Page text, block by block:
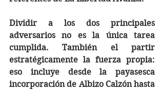
Dividir a los dos principales
adversarios no es la única tarea
cumplida. También el partir
estratégicamente la fuerza propia:
eso incluye desde la payasesca
incorporación de Albizo Calzón hasta